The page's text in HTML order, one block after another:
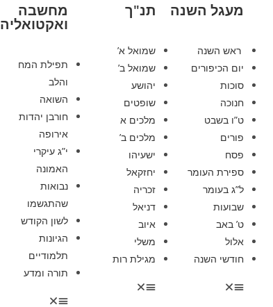
מעגל השנה
ראש השנה
יום הכיפורים
סוכות
חנוכה
ט”ו בשבט
פורים
פסח
ספירת העומר
ל”ג בעומר
שבועות
ט’ באב
אלול
חודשי השנה
תנ"ך
שמואל א’
שמואל ב’
יהושע
שופטים
מלכים א
מלכים ב’
ישעיהו
יחזקאל
זכריה
דניאל
איוב
משלי
מגילת רות
מחשבה
ואקטואליה
תפילת המח
והלב
השואה
חורבן יהדות
אירופה
י”ג עיקרי
האמונה
נבואות
שהתגשמו
לשון הקודש
הגיונות
תלמודיים
תורה ומדע